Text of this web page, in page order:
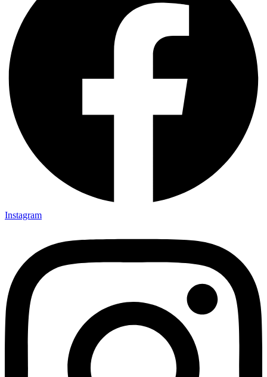
Instagram